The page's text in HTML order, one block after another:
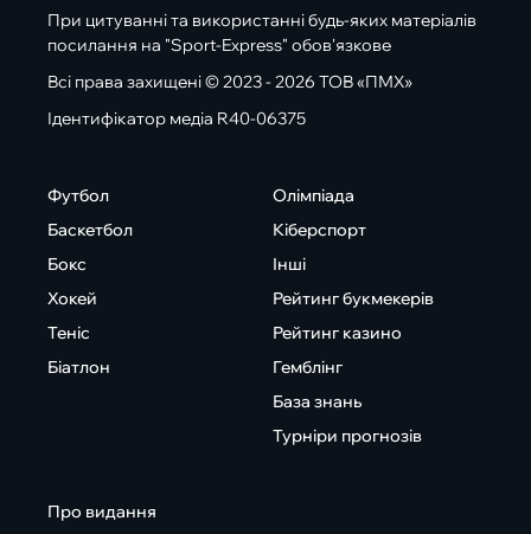
При цитуванні та використанні будь-яких матеріалів
посилання на "Sport-Express" обов'язкове
Всі права захищені © 2023 - 2026 ТОВ «ПМХ»
Ідентифікатор медіа R40-06375
Футбол
Баскетбол
Бокс
Хокей
Теніс
Біатлон
Олімпіада
Кіберспорт
Інші
Рейтинг букмекерів
Рейтинг казино
Гемблінг
База знань
Турніри прогнозів
Про видання